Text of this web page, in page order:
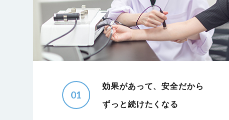
01
効果があって、安全だから
ずっと続けたくなる